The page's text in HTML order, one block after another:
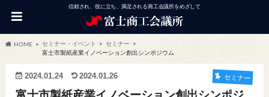
信頼され、役に立ち、満足される商工会議所をめざして
HOME セミナー・イベント
セミナー
富士市製紙産業イノベーション創出シンポジウム
2024.01.24 2024.01.26 セミナー